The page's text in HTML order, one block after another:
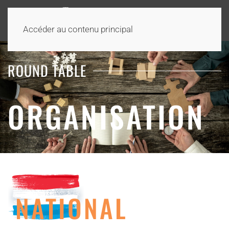
Accéder au contenu principal
ROUND TABLE
ORGANISATION
NATIONAL